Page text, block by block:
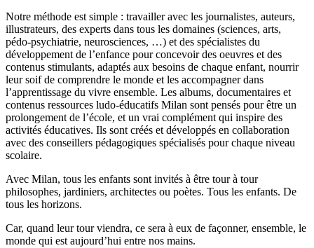
Notre méthode est simple : travailler avec les journalistes, auteurs,
illustrateurs, des experts dans tous les domaines (sciences, arts,
pédo-psychiatrie, neurosciences, …) et des spécialistes du
développement de l’enfance pour concevoir des oeuvres et des
contenus stimulants, adaptés aux besoins de chaque enfant, nourrir
leur soif de comprendre le monde et les accompagner dans
l’apprentissage du vivre ensemble. Les albums, documentaires et
contenus ressources ludo-éducatifs Milan sont pensés pour être un
prolongement de l’école, et un vrai complément qui inspire des
activités éducatives. Ils sont créés et développés en collaboration
avec des conseillers pédagogiques spécialisés pour chaque niveau
scolaire.
Avec Milan, tous les enfants sont invités à être tour à tour
philosophes, jardiniers, architectes ou poètes. Tous les enfants. De
tous les horizons.
Car, quand leur tour viendra, ce sera à eux de façonner, ensemble, le
monde qui est aujourd’hui entre nos mains.